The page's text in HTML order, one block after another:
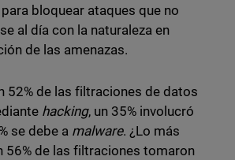
bloquear ataques que no
al día con la naturaleza en
de las amenazas.
52% de las filtraciones de datos
hacking, un 35% involucró
se debe a malware. ¿Lo más
56% de las filtraciones tomaron